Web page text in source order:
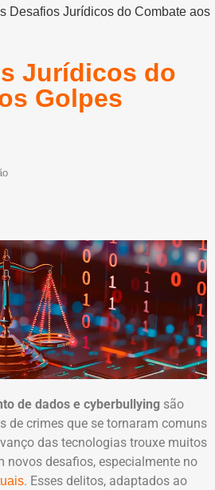
Desafios Jurídicos do Combate aos
Jurídicos do
Golpes
de dados e cyberbullying são
de crimes que se tornaram comuns
das tecnologias trouxe muitos
novos desafios, especialmente no
. Esses delitos, adaptados ao